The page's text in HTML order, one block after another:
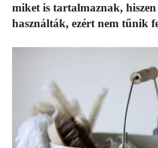
miket is tartalmaznak, hiszen
használták, ezért nem tűnik